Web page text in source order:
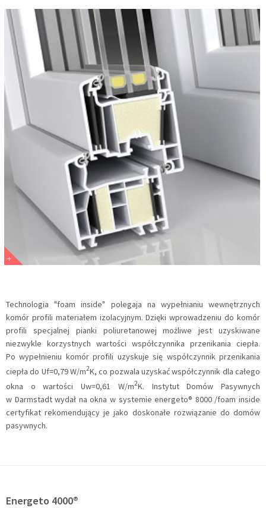
Technologia "foam inside" polegaja na wypełnianiu wewnętrznych
komór profili materiałem izolacyjnym. Dzięki wprowadzeniu do komór
profili specjalnej pianki poliuretanowej możliwe jest uzyskiwane
niezwykle korzystnych wartości współczynnika przenikania ciepła.
Po wypełnieniu komór profili uzyskuje się współczynnik przenikania
ciepła do Uf=0,79 W/m2K, co pozwala uzyskać współczynnik dla całego
okna o wartości Uw=0,61 W/m2K. Instytut Domów Pasywnych
w Darmstadt wydał na okna w systemie energeto® 8000 /foam inside
certyfikat rekomendujący je jako doskonałe rozwiązanie do domów
pasywnych.
Energeto 4000®